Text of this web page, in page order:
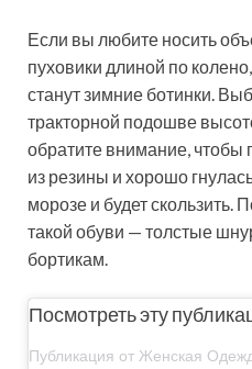
Если вы любите носить
пуховики длиной по
станут зимние ботинки.
тракторной подошве
обратите внимание,
из резины и хорошо
морозе и будет скользить.
такой обуви — толстые
бортикам.
Посмотреть эту